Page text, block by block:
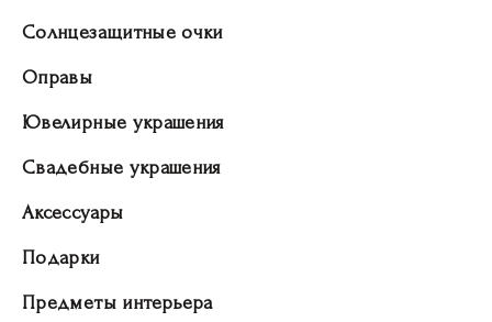
Солнцезащитные очки
Оправы
Ювелирные украшения
Свадебные украшения
Аксессуары
Подарки
Предметы интерьера